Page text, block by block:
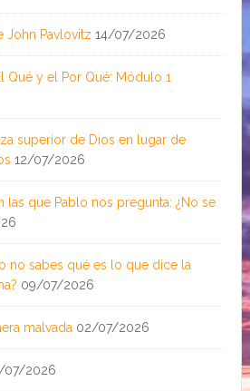
John Pavlovitz 14/07/2026
Qué y el Por Qué: Módulo 1
superior de Dios en lugar de
12/07/2026
las que Pablo nos pregunta: ¿No se
no sabes qué es lo que dice la
09/07/2026
malvada 02/07/2026
07/2026